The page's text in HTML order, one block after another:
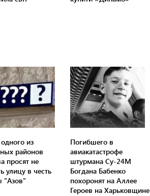
из
районов
просят не
улицу в честь
"Азов"
Погибшего в
авиакатастрофе
штурмана Су-24М
Богдана Бабенко
похоронят на Аллее
Героев на Харьковщине